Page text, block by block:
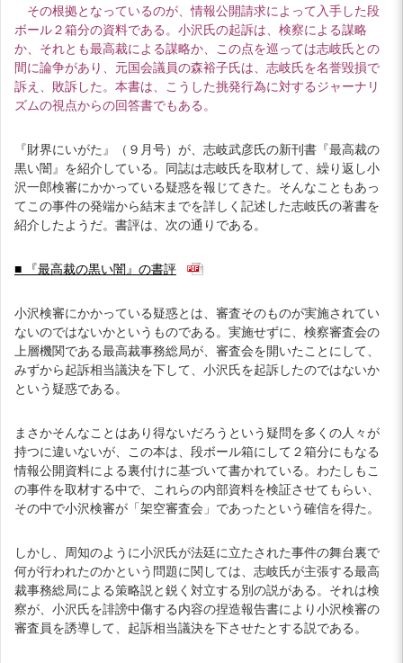
その根拠となっているのが、情報公開請求によって入手した段
ボール２箱分の資料である。小沢氏の起訴は、検察による謀略
か、それとも最高裁による謀略か、この点を巡っては志岐氏との
間に論争があり、元国会議員の森裕子氏は、志岐氏を名誉毀損で
訴え、敗訴した。本書は、こうした挑発行為に対するジャーナリ
ズムの視点からの回答書でもある。
『財界にいがた』（９月号）が、志岐武彦氏の新刊書『最高裁の
黒い闇』を紹介している。同誌は志岐氏を取材して、繰り返し小
沢一郎検審にかかっている疑惑を報じてきた。そんなこともあっ
てこの事件の発端から結末までを詳しく記述した志岐氏の著書を
紹介したようだ。書評は、次の通りである。
■ 『最高裁の黒い闇』の書評
小沢検審にかかっている疑惑とは、審査そのものが実施されてい
ないのではないかというものである。実施せずに、検察審査会の
上層機関である最高裁事務総局が、審査会を開いたことにして、
みずから起訴相当議決を下して、小沢氏を起訴したのではないか
という疑惑である。
まさかそんなことはあり得ないだろうという疑問を多くの人々が
持つに違いないが、この本は、段ボール箱にして２箱分にもなる
情報公開資料による裏付けに基づいて書かれている。わたしもこ
の事件を取材する中で、これらの内部資料を検証させてもらい、
その中で小沢検審が「架空審査会」であったという確信を得た。
しかし、周知のように小沢氏が法廷に立たされた事件の舞台裏で
何が行われたのかという問題に関しては、志岐氏が主張する最高
裁事務総局による策略説と鋭く対立する別の説がある。それは検
察が、小沢氏を誹謗中傷する内容の捏造報告書により小沢検審の
審査員を誘導して、起訴相当議決を下させたとする説である。